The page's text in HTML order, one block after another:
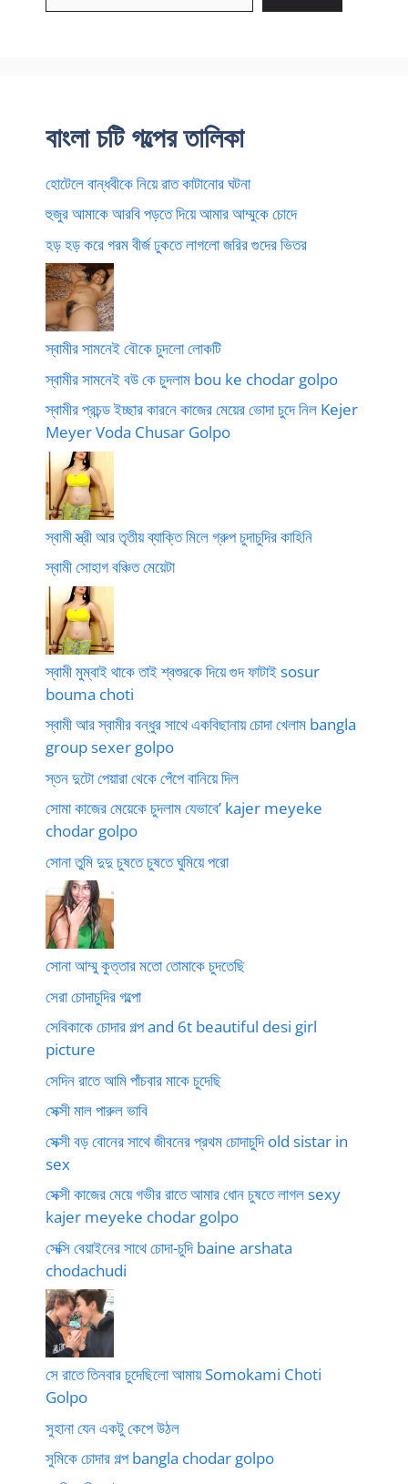
বাংলা চটি গল্পের তালিকা
হোটেলে বান্ধবীকে নিয়ে রাত কাটানোর ঘটনা
হুজুর আমাকে আরবি পড়তে দিয়ে আমার আম্মুকে চোদে
হড় হড় করে গরম বীর্জ ঢুকতে লাগলো জরির গুদের ভিতর
স্বামীর সামনেই বৌকে চুদলো লোকটি
স্বামীর সামনেই বউ কে চুদলাম bou ke chodar golpo
স্বামীর প্রচন্ড ইচ্ছার কারনে কাজের মেয়ের ভোদা চুদে নিল Kejer
Meyer Voda Chusar Golpo
স্বামী স্ত্রী আর তৃতীয় ব্যাক্তি মিলে গ্রুপ চুদাচুদির কাহিনি
স্বামী সোহাগ বঞ্চিত মেয়েটা
স্বামী মুম্বাই থাকে তাই শ্বশুরকে দিয়ে গুদ ফাটাই sosur
bouma choti
স্বামী আর স্বামীর বন্ধুর সাথে একবিছানায় চোদা খেলাম bangla
group sexer golpo
স্তন দুটো পেয়ারা থেকে পেঁপে বানিয়ে দিল
সোমা কাজের মেয়েকে চুদলাম যেভাবে’ kajer meyeke
chodar golpo
সোনা তুমি দুদু চুষতে চুষতে ঘুমিয়ে পরো
সোনা আম্মু কুত্তার মতো তোমাকে চুদতেছি
সেরা চোদাচুদির গল্পো
সেবিকাকে চোদার গল্প and 6t beautiful desi girl
picture
সেদিন রাতে আমি পাঁচবার মাকে চুদেছি
সেক্সী মাল পারুল ভাবি
সেক্সী বড় বোনের সাথে জীবনের প্রথম চোদাচুদি old sistar in
sex
সেক্সী কাজের মেয়ে গভীর রাতে আমার ধোন চুষতে লাগল sexy
kajer meyeke chodar golpo
সেক্সি বেয়াইনের সাথে চোদা-চুদি baine arshata
chodachudi
সে রাতে তিনবার চুদেছিলো আমায় Somokami Choti
Golpo
সুহানা যেন একটু কেপে উঠল
সুমিকে চোদার গল্প bangla chodar golpo